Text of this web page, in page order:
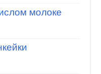
молоке